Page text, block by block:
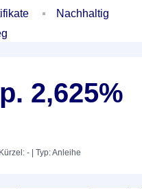
Nachhaltig
2,625%
- | Typ: Anleihe